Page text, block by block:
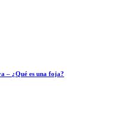
– ¿Qué es una foja?